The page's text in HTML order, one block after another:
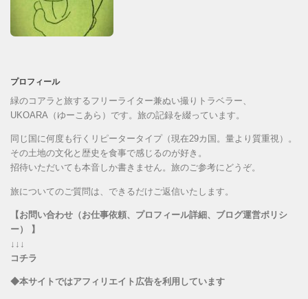
プロフィール
緑のコアラと旅するフリーライター兼ぬい撮りトラベラー、
UKOARA（ゆーこあら）です。旅の記録を綴っています。
同じ国に何度も行くリピータータイプ（現在29カ国。量より質重視）。
その土地の文化と歴史を食事で感じるのが好き。
招待いただいても本音しか書きません。旅のご参考にどうぞ。
旅についてのご質問は、できるだけご返信いたします。
【お問い合わせ（お仕事依頼、プロフィール詳細、ブログ運営ポリシ
ー） 】
↓↓↓
コチラ
◆本サイトではアフィリエイト広告を利用しています